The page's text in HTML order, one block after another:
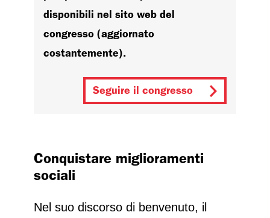
disponibili nel sito web del
congresso (aggiornato
costantemente).
Seguire il congresso
Conquistare miglioramenti
sociali
Nel suo discorso di benvenuto, il